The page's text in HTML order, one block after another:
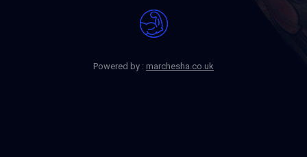
Powered by : marchesha.co.uk